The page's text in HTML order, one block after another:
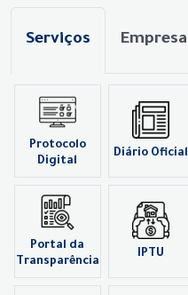
Serviços
Protocolo
Digital
Diário Oficial
Portal da
Transparência
IPTU